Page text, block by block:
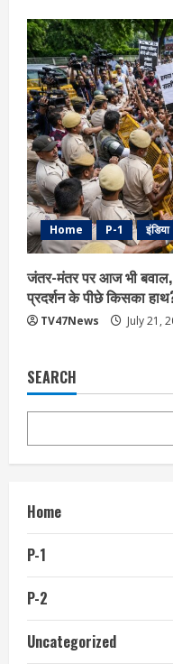
Home P-1 इंडिया
जंतर-मंतर पर आज भी बवाल,
प्रदर्शन के पीछे किसका
TV47News July 21,
SEARCH
Home
P-1
P-2
Uncategorized